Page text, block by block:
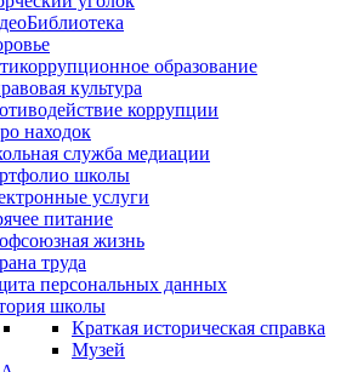
образование
культура
коррупции
находок
служба медиации
школы
услуги
питание
жизнь
труда
персональных данных
школы
Краткая историческая справка
Музей